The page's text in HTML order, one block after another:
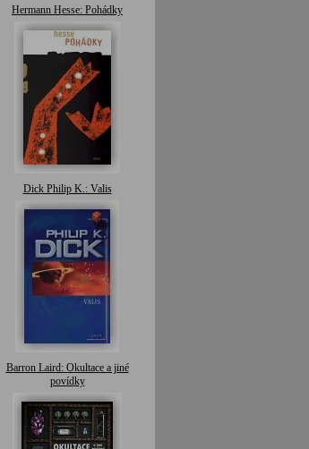
Hermann Hesse: Pohádky
Dick Philip K.: Valis
Barron Laird: Okultace a jiné
povídky